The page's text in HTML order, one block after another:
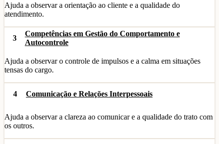
Ajuda a observar a orientação ao cliente e a qualidade do
atendimento.
3
Competências em Gestão do Comportamento e
Autocontrole
Ajuda a observar o controle de impulsos e a calma em situações
tensas do cargo.
4 Comunicação e Relações Interpessoais
Ajuda a observar a clareza ao comunicar e a qualidade do trato com
os outros.